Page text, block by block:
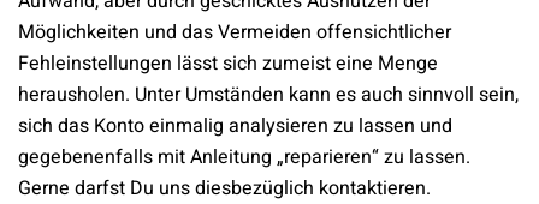
Möglichkeiten und das Vermeiden offensichtlicher
Fehleinstellungen lässt sich zumeist eine Menge
herausholen. Unter Umständen kann es auch sinnvoll sein,
sich das Konto einmalig analysieren zu lassen und
gegebenenfalls mit Anleitung „reparieren“ zu lassen.
Gerne darfst Du uns diesbezüglich kontaktieren.